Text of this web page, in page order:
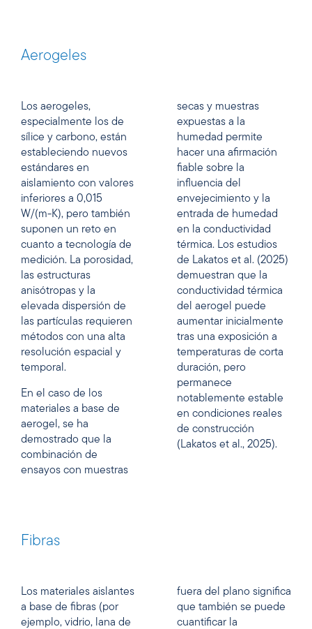
Aerogeles
Los aerogeles,
especialmente los de
sílice y carbono, están
estableciendo nuevos
estándares en
aislamiento con valores
inferiores a 0,015
W/(m-K), pero también
suponen un reto en
cuanto a tecnología de
medición. La porosidad,
las estructuras
anisótropas y la
elevada dispersión de
las partículas requieren
métodos con una alta
resolución espacial y
temporal.
En el caso de los
materiales a base de
aerogel, se ha
demostrado que la
combinación de
ensayos con muestras
secas y muestras
expuestas a la
humedad permite
hacer una afirmación
fiable sobre la
influencia del
envejecimiento y la
entrada de humedad
en la conductividad
térmica. Los estudios
de Lakatos et al. (2025)
demuestran que la
conductividad térmica
del aerogel puede
aumentar inicialmente
tras una exposición a
temperaturas de corta
duración, pero
permanece
notablemente estable
en condiciones reales
de construcción
(Lakatos et al., 2025).
Fibras
Los materiales aislantes
a base de fibras (por
ejemplo, vidrio, lana de
fuera del plano significa
que también se puede
cuantificar la